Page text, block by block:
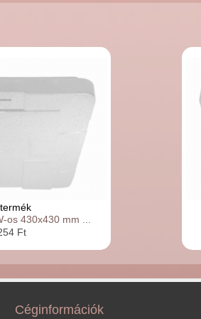
os 430x430 mm ...
Ft
Céginformációk